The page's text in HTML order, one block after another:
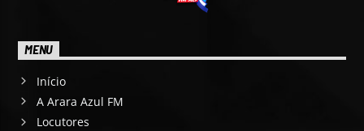
MENU
Início
A Arara Azul FM
Locutores